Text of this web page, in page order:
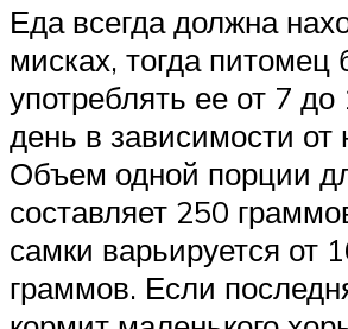
Еда всегда должна
мисках, тогда питомец
употреблять ее от 7 до
день в зависимости от
Объем одной порции
составляет 250
самки варьируется от
граммов. Если